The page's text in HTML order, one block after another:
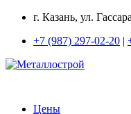
г. Казань, ул.
+7 (987) 297-02-20 |
Цены